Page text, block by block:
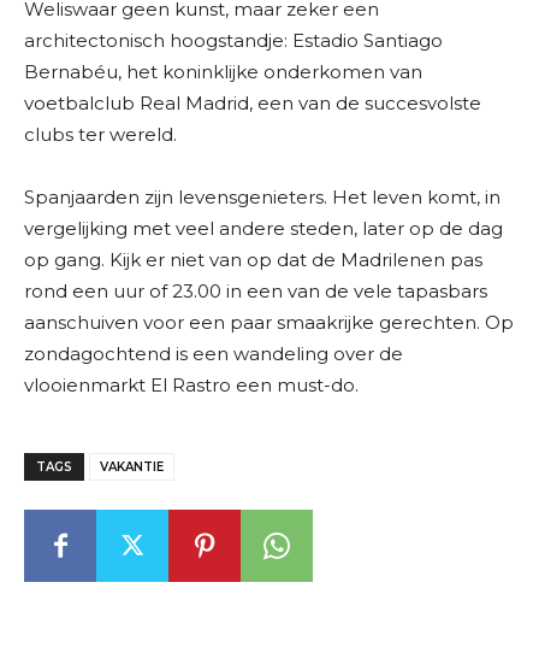
Weliswaar geen kunst, maar zeker een
architectonisch hoogstandje: Estadio Santiago
Bernabéu, het koninklijke onderkomen van
voetbalclub Real Madrid, een van de succesvolste
clubs ter wereld.
Spanjaarden zijn levensgenieters. Het leven komt, in
vergelijking met veel andere steden, later op de dag
op gang. Kijk er niet van op dat de Madrilenen pas
rond een uur of 23.00 in een van de vele tapasbars
aanschuiven voor een paar smaakrijke gerechten. Op
zondagochtend is een wandeling over de
vlooienmarkt El Rastro een must-do.
TAGS VAKANTIE